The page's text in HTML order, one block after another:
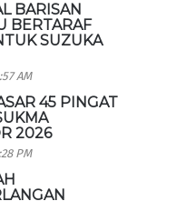
BARISAN
BERTARAF
SUZUKA
AM
45 PINGAT
2026
PM